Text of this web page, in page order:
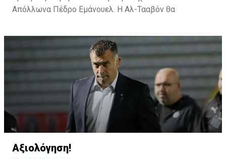
Απόλλωνα Πέδρο Εμάνουελ. Η Αλ-Τααβόν θα
Πρίγιοβιτς.
Αξιολόγηση!